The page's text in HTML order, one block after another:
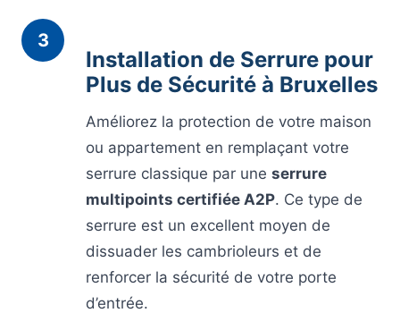
3
Installation de Serrure pour
Plus de Sécurité à Bruxelles
Améliorez la protection de votre maison
ou appartement en remplaçant votre
serrure classique par une serrure
multipoints certifiée A2P. Ce type de
serrure est un excellent moyen de
dissuader les cambrioleurs et de
renforcer la sécurité de votre porte
d’entrée.